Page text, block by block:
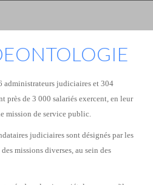
administrateurs judiciaires et 304
près de 3 000 salariés exercent, en leur
mission de service public.
judiciaires sont désignés par les
missions diverses, au sein des